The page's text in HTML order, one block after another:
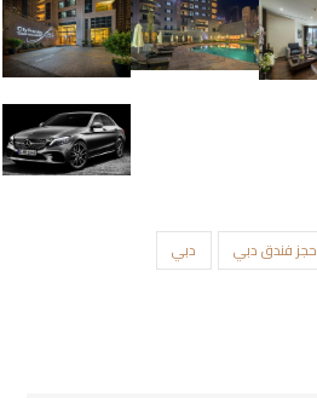
حجز فندق دبي
دبي